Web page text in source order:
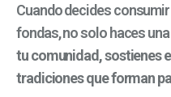
Cuando decides
fondas, no solo haces
tu comunidad, sostienes
tradiciones que forman